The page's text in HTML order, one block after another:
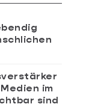
im
sind